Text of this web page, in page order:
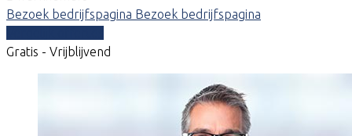
Bezoek bedrijfspagina Bezoek bedrijfspagina
Gratis - Vrijblijvend